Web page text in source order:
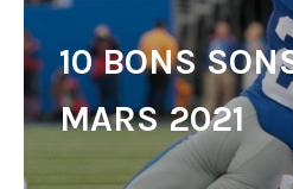
10 BONS
MARS 2021